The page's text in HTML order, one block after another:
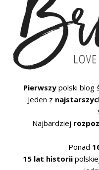
Pierwszy polski blog
Jeden z
Najbardziej
Ponad
15 lat historii